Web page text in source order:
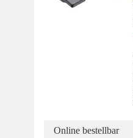
Online bestellbar